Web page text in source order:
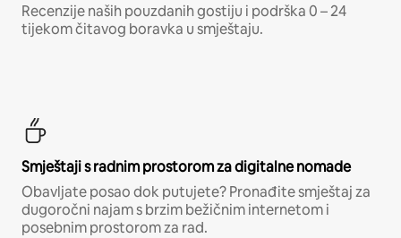
Recenzije naših pouzdanih gostiju i podrška 0 – 24
tijekom čitavog boravka u smještaju.
Smještaji s radnim prostorom za digitalne nomade
Obavljate posao dok putujete? Pronađite smještaj za
dugoročni najam s brzim bežičnim internetom i
posebnim prostorom za rad.